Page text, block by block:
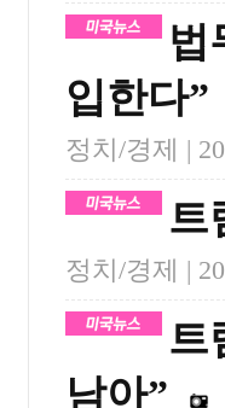
법
입한다”
정치/경제 |
트
정치/경제 |
트
남아”